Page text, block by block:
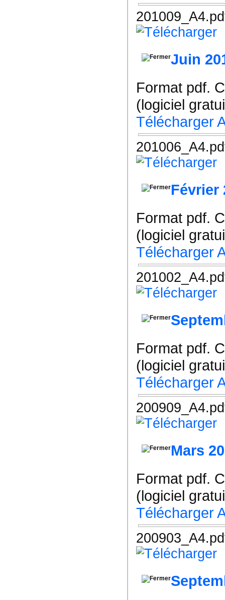
Juin
Format pdf.
(logiciel
Télécharger
Février
Format pdf.
(logiciel
Télécharger
Format pdf.
(logiciel
Télécharger
Mars
Format pdf.
(logiciel
Télécharger